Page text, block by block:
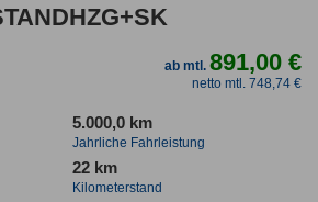
ab mtl.891,00 €
netto mtl. 748,74 €
5.000,0 km
Jahrliche Fahrleistung
22 km
Kilometerstand